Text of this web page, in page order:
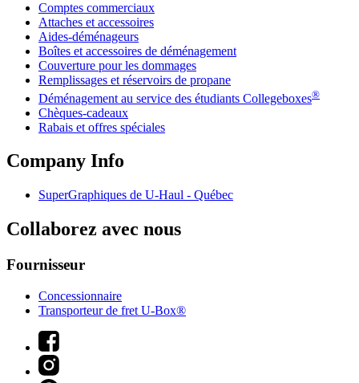
Comptes commerciaux
Attaches et accessoires
Aides-déménageurs
Boîtes et accessoires de déménagement
Couverture pour les dommages
Remplissages et réservoirs de propane
Déménagement au service des étudiants Collegeboxes®
Chèques-cadeaux
Rabais et offres spéciales
Company Info
SuperGraphiques de U-Haul - Québec
Collaborez avec nous
Fournisseur
Concessionnaire
Transporteur de fret U-Box®